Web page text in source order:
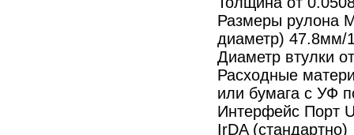
Размеры рулона
диаметр) 47.8мм/
Диаметр втулки
Расходные
или бумага с УФ
Интерфейс Порт
IrDA (стандартно)